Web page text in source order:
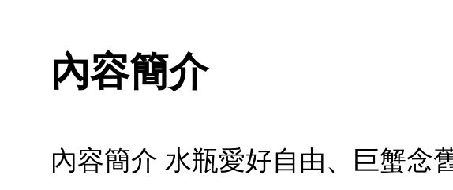
內容簡介
內容簡介 水瓶愛好自由、巨蟹念